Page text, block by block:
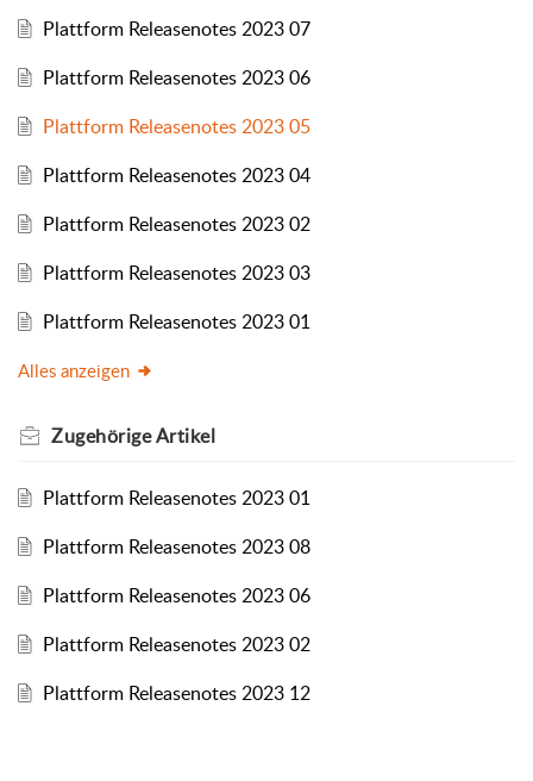
Plattform Releasenotes 2023 07
Plattform Releasenotes 2023 06
Plattform Releasenotes 2023 05
Plattform Releasenotes 2023 04
Plattform Releasenotes 2023 02
Plattform Releasenotes 2023 03
Plattform Releasenotes 2023 01
Alles anzeigen
ZugehörigeArtikel
Plattform Releasenotes 2023 01
Plattform Releasenotes 2023 08
Plattform Releasenotes 2023 06
Plattform Releasenotes 2023 02
Plattform Releasenotes 2023 12